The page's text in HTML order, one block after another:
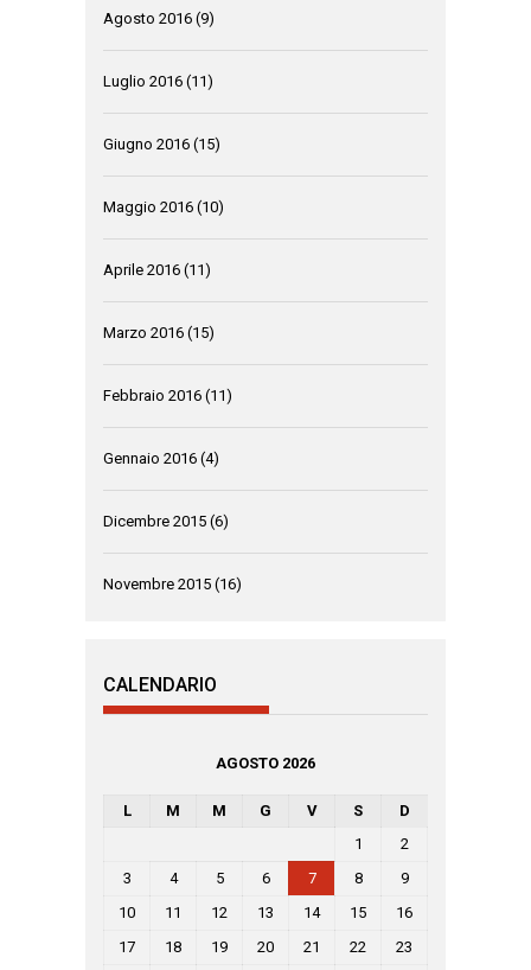
Agosto 2016 (9)
Luglio 2016 (11)
Giugno 2016 (15)
Maggio 2016 (10)
Aprile 2016 (11)
Marzo 2016 (15)
Febbraio 2016 (11)
Gennaio 2016 (4)
Dicembre 2015 (6)
Novembre 2015 (16)
CALENDARIO
AGOSTO 2026
L M M G V S
D
1
2
3
4 5 6 7 8
9
10
11 12 13 14 15
16
17
18 19 20 21 22
23